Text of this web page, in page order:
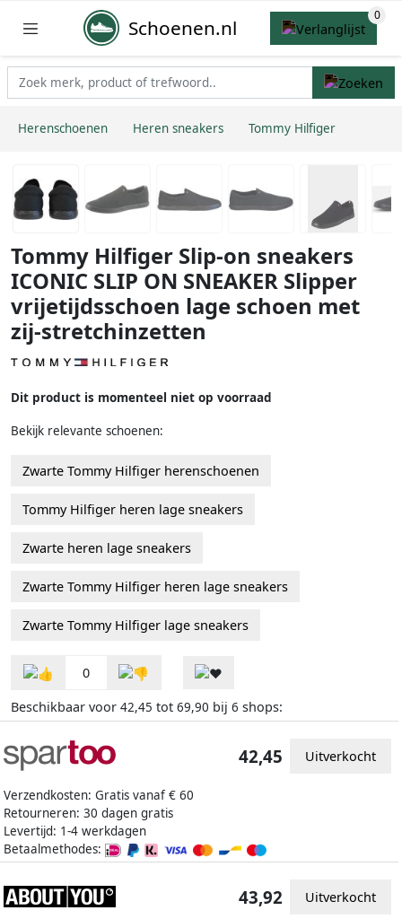
Schoenen.nl
Herenschoenen Heren sneakers Tommy Hilfiger
Tommy Hilfiger Slip-on sneakers
ICONIC SLIP ON SNEAKER Slipper
vrijetijdsschoen lage schoen met
zij-stretchinzetten
Dit product is momenteel niet op voorraad
Bekijk relevante schoenen:
Zwarte Tommy Hilfiger herenschoenen
Tommy Hilfiger heren lage sneakers
Zwarte heren lage sneakers
Zwarte Tommy Hilfiger heren lage sneakers
Zwarte Tommy Hilfiger lage sneakers
0
Beschikbaar voor 42,45 tot 69,90 bij 6 shops:
Verzendkosten: Gratis vanaf € 60
Retourneren: 30 dagen gratis
Levertijd: 1-4 werkdagen
Betaalmethodes:
42,45 Uitverkocht
43,92 Uitverkocht